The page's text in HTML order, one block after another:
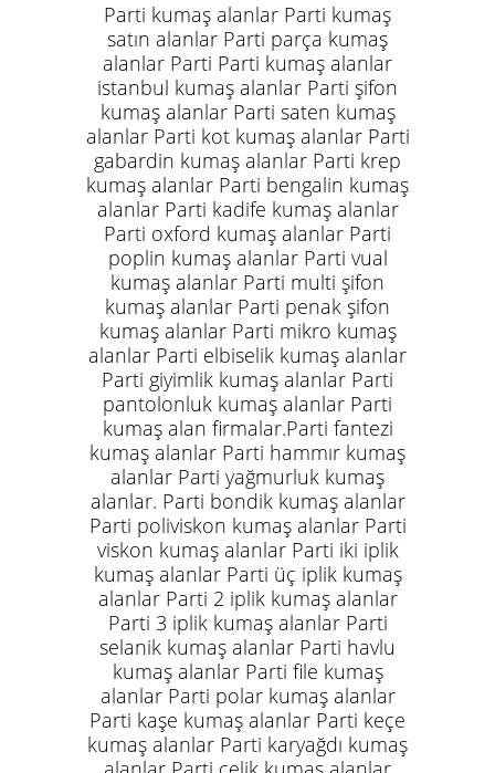
Parti kumaş alanlar Parti kumaş
satın alanlar Parti parça kumaş
alanlar Parti Parti kumaş alanlar
istanbul kumaş alanlar Parti şifon
kumaş alanlar Parti saten kumaş
alanlar Parti kot kumaş alanlar Parti
gabardin kumaş alanlar Parti krep
kumaş alanlar Parti bengalin kumaş
alanlar Parti kadife kumaş alanlar
Parti oxford kumaş alanlar Parti
poplin kumaş alanlar Parti vual
kumaş alanlar Parti multi şifon
kumaş alanlar Parti penak şifon
kumaş alanlar Parti mikro kumaş
alanlar Parti elbiselik kumaş alanlar
Parti giyimlik kumaş alanlar Parti
pantolonluk kumaş alanlar Parti
kumaş alan firmalar.Parti fantezi
kumaş alanlar Parti hammır kumaş
alanlar Parti yağmurluk kumaş
alanlar. Parti bondik kumaş alanlar
Parti poliviskon kumaş alanlar Parti
viskon kumaş alanlar Parti iki iplik
kumaş alanlar Parti üç iplik kumaş
alanlar Parti 2 iplik kumaş alanlar
Parti 3 iplik kumaş alanlar Parti
selanik kumaş alanlar Parti havlu
kumaş alanlar Parti file kumaş
alanlar Parti polar kumaş alanlar
Parti kaşe kumaş alanlar Parti keçe
kumaş alanlar Parti karyağdı kumaş